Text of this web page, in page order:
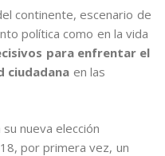
continente, escenario de
política como en la vida
para enfrentar el
ciudadana en las
nueva elección
por primera vez, un